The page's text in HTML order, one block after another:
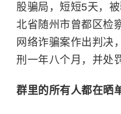
股骗局，短短5天，
北省随州市曾都区检
网络诈骗案作出判决
刑一年八个月，并处
群里的所有人都在晒